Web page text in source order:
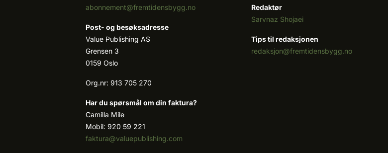
abonnement@fremtidensbygg.no
Post- og besøksadresse
Value Publishing AS
Grensen 3
0159 Oslo
Org.nr: 913 705 270
Har du spørsmål om din faktura?
Camilla Mile
Mobil: 920 59 221
faktura@valuepublishing.com
Redaktør
Sarvnaz Shojaei
Tips til redaksjonen
redaksjon@fremtidensbygg.no